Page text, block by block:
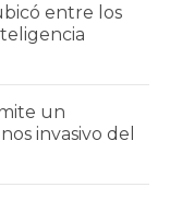
entre los
un
invasivo del